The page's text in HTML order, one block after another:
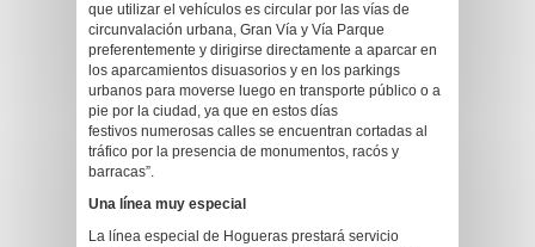
que utilizar el vehículos es circular por las vías de
circunvalación urbana, Gran Vía y Vía Parque
preferentemente y dirigirse directamente a aparcar en
los aparcamientos disuasorios y en los parkings
urbanos para moverse luego en transporte público o a
pie por la ciudad, ya que en estos días
festivos numerosas calles se encuentran cortadas al
tráfico por la presencia de monumentos, racós y
barracas”.
Una línea muy especial
La línea especial de Hogueras prestará servicio